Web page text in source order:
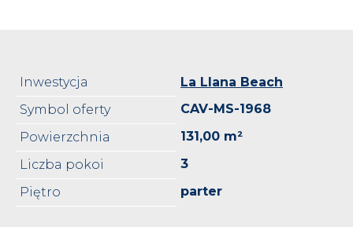
Inwestycja
La Llana Beach
Symbol oferty
CAV-MS-1968
Powierzchnia
131,00 m²
Liczba pokoi
3
Piętro
parter